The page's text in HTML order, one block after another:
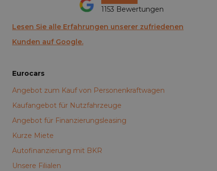
1153 Bewertungen
Lesen Sie alle Erfahrungen unserer zufriedenen
Kunden auf Google.
Eurocars
Angebot zum Kauf von Personenkraftwagen
Kaufangebot für Nutzfahrzeuge
Angebot für Finanzierungsleasing
Kurze Miete
Autofinanzierung mit BKR
Unsere Filialen